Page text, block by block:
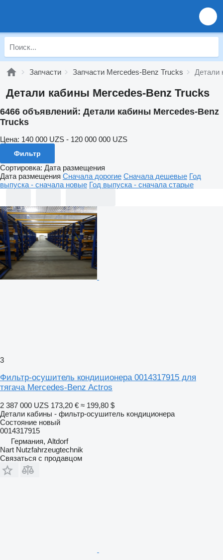
Запчасти Запчасти Mercedes-Benz Trucks Детали
Детали кабины Mercedes-Benz Trucks
6466 объявлений: Детали кабины Mercedes-Benz
Trucks
Цена: 140 000 UZS - 120 000 000 UZS
Фильтр
Сортировка: Дата размещения
Дата размещения Сначала дорогие Сначала дешевые Год
выпуска - сначала новые Год выпуска - сначала старые
3
Фильтр-осушитель кондиционера 0014317915 для
тягача Mercedes-Benz Actros
2 387 000 UZS 173,20 € ≈ 199,80 $
Детали кабины - фильтр-осушитель кондиционера
Состояние новый
0014317915
Германия, Altdorf
Nart Nutzfahrzeugtechnik
Связаться с продавцом